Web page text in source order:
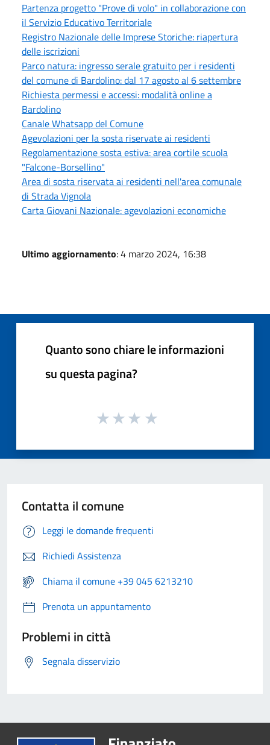
Partenza progetto "Prove di volo" in collaborazione con
il Servizio Educativo Territoriale
Registro Nazionale delle Imprese Storiche: riapertura
delle iscrizioni
Parco natura: ingresso serale gratuito per i residenti
del comune di Bardolino: dal 17 agosto al 6 settembre
Richiesta permessi e accessi: modalità online a
Bardolino
Canale Whatsapp del Comune
Agevolazioni per la sosta riservate ai residenti
Regolamentazione sosta estiva: area cortile scuola
"Falcone-Borsellino"
Area di sosta riservata ai residenti nell'area comunale
di Strada Vignola
Carta Giovani Nazionale: agevolazioni economiche
Ultimo aggiornamento: 4 marzo 2024, 16:38
Quanto sono chiare le informazioni
su questa pagina?
Contatta il comune
Leggi le domande frequenti
Richiedi Assistenza
Chiama il comune +39 045 6213210
Prenota un appuntamento
Problemi in città
Segnala disservizio